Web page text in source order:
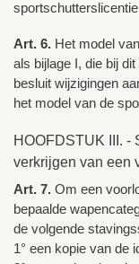
Art. 6. Het model
als bijlage I, die bij
besluit wijzigingen
het model van de
HOOFDSTUK III. -
verkrijgen van een
Art. 7. Om een
bepaalde
de volgende
1° een kopie van de